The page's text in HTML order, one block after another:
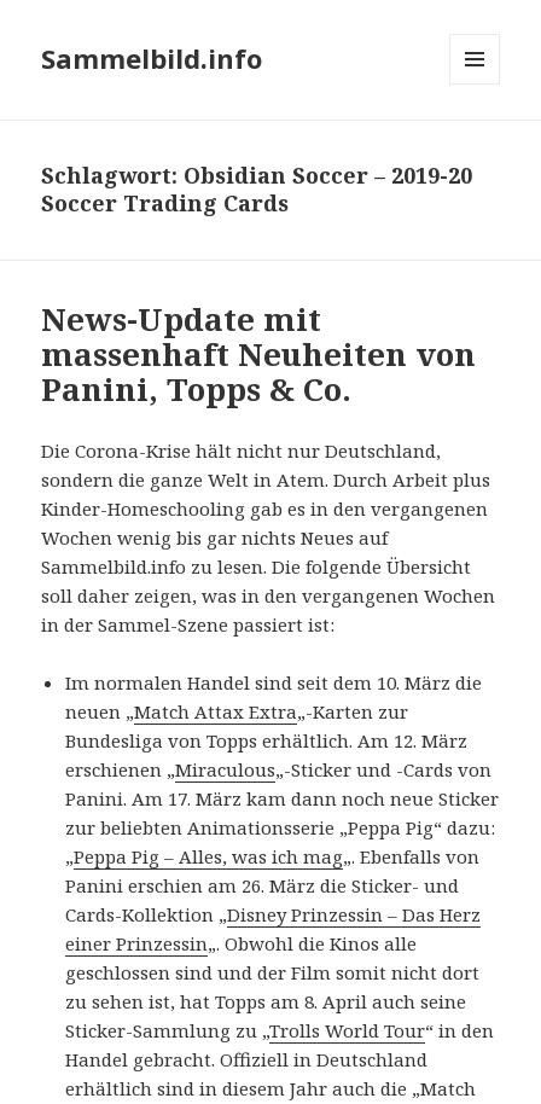
Sammelbild.info
Schlagwort: Obsidian Soccer – 2019-20
Soccer Trading Cards
News-Update mit
massenhaft Neuheiten von
Panini, Topps & Co.
Die Corona-Krise hält nicht nur Deutschland,
sondern die ganze Welt in Atem. Durch Arbeit plus
Kinder-Homeschooling gab es in den vergangenen
Wochen wenig bis gar nichts Neues auf
Sammelbild.info zu lesen. Die folgende Übersicht
soll daher zeigen, was in den vergangenen Wochen
in der Sammel-Szene passiert ist:
Im normalen Handel sind seit dem 10. März die
neuen „Match Attax Extra„-Karten zur
Bundesliga von Topps erhältlich. Am 12. März
erschienen „Miraculous„-Sticker und -Cards von
Panini. Am 17. März kam dann noch neue Sticker
zur beliebten Animationsserie „Peppa Pig“ dazu:
„Peppa Pig – Alles, was ich mag„. Ebenfalls von
Panini erschien am 26. März die Sticker- und
Cards-Kollektion „Disney Prinzessin – Das Herz
einer Prinzessin„. Obwohl die Kinos alle
geschlossen sind und der Film somit nicht dort
zu sehen ist, hat Topps am 8. April auch seine
Sticker-Sammlung zu „Trolls World Tour“ in den
Handel gebracht. Offiziell in Deutschland
erhältlich sind in diesem Jahr auch die „Match